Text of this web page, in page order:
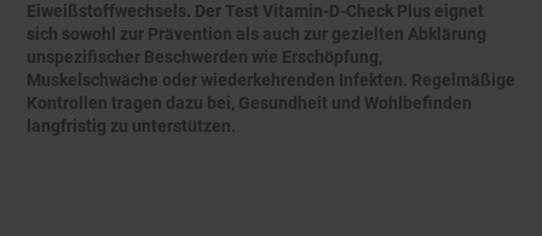
Eiweißstoffwechsels. Der Test Vitamin-D-Check Plus eignet
sich sowohl zur Prävention als auch zur gezielten Abklärung
unspezifischer Beschwerden wie Erschöpfung,
Muskelschwäche oder wiederkehrenden Infekten. Regelmäßige
Kontrollen tragen dazu bei, Gesundheit und Wohlbefinden
langfristig zu unterstützen.